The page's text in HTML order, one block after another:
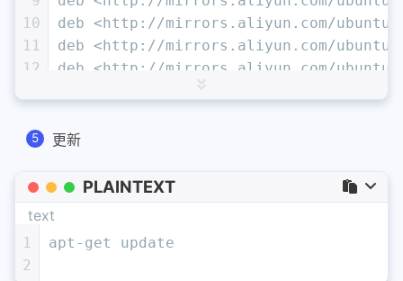
10
11
12
15
17
18
19
20
21
deb <http://mirrors.aliyun.com/
deb <http://mirrors.aliyun.com/
deb <http://mirrors.aliyun.com/
deb <http://archive.canonical.com/
deb <http://mirrors.aliyun.com/
deb-src <http://mirrors.aliyun.com/
deb <http://mirrors.aliyun.com/
更新
PLAINTEXT
text
1
2
apt-get update